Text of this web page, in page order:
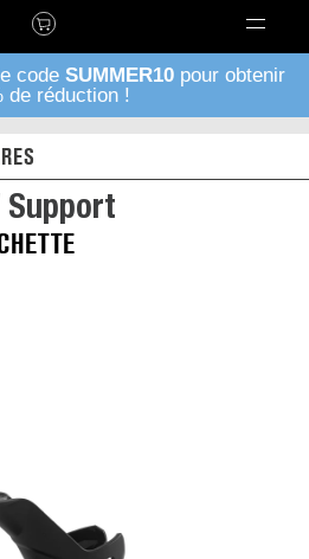
code SUMMER10 pour obtenir
de réduction !
Support